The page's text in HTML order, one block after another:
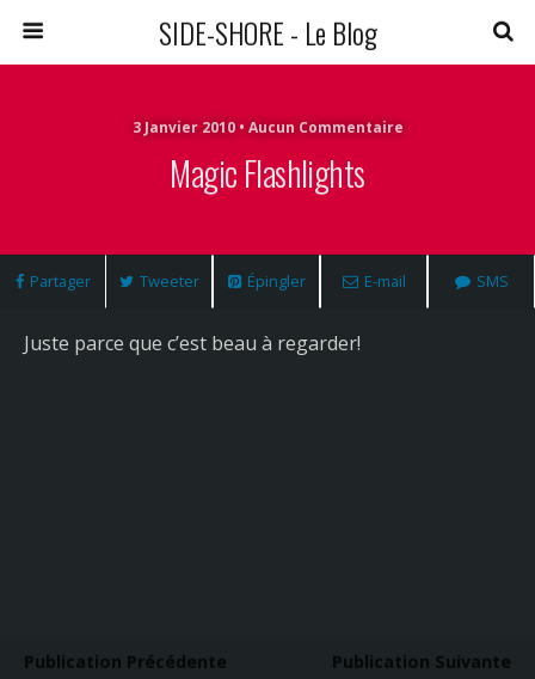
SIDE-SHORE - Le Blog
3 Janvier 2010 • Aucun Commentaire
Magic Flashlights
Partager Tweeter Épingler E-mail SMS
Juste parce que c’est beau à regarder!
Publication Précédente
Publication Suivante